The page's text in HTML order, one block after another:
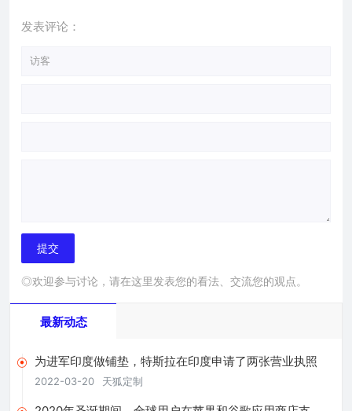
发表评论：
◎欢迎参与讨论，请在这里发表您的看法、交流您的观点。
最新动态
为进军印度做铺垫，特斯拉在印度申请了两张营业执照
2022-03-20 天狐定制